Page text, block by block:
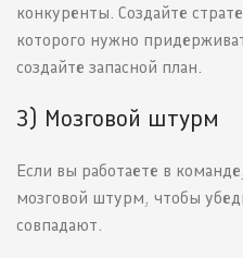
конкуренты. Создайте
которого нужно
создайте запасной план.
3) Мозговой штурм
Если вы работаете в
мозговой штурм, чтобы
совпадают.